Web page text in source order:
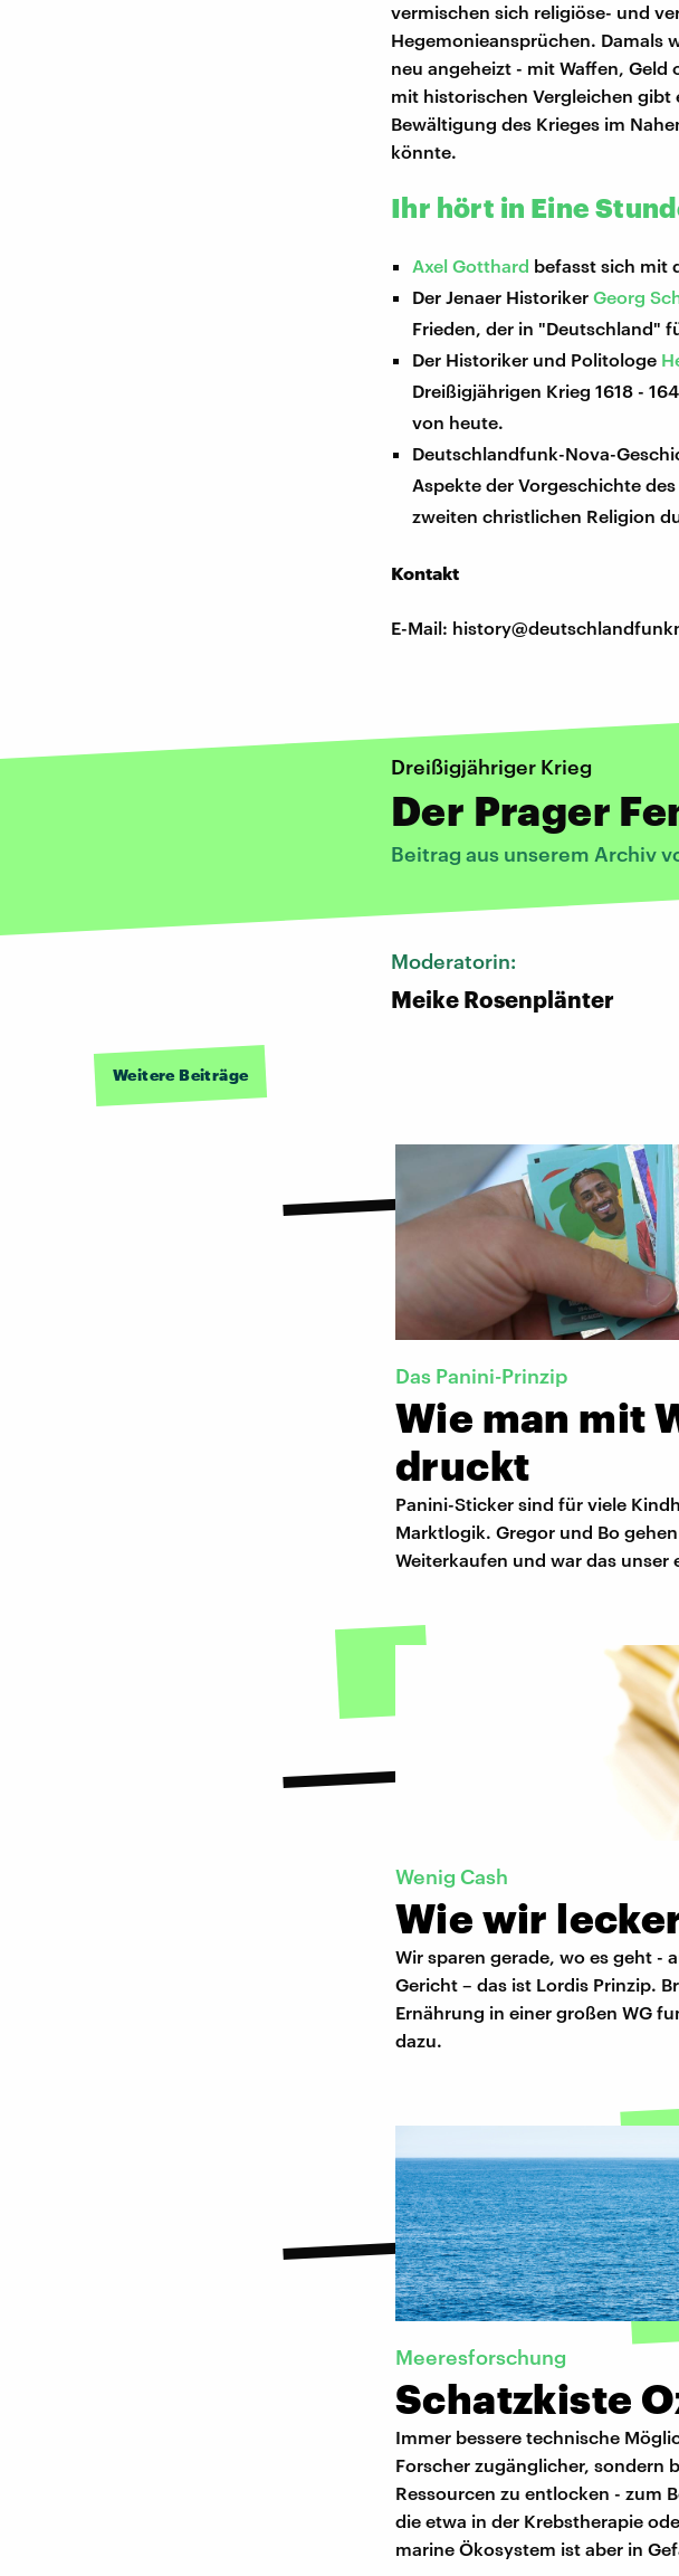
vermischen sich religiöse- und
Hegemonieansprüchen. Damals
neu angeheizt - mit Waffen,
mit historischen Vergleichen gibt
Bewältigung des Krieges im
könnte.
Ihr hört in Eine
Axel Gotthard befasst sich mit
Der Jenaer HistorikerGeorg
Frieden, der in "Deutschland"
Der Historiker und Politologe
Dreißigjährigen Krieg 1618 -
von heute.
Deutschlandfunk-Nova-
Aspekte der Vorgeschichte
zweiten christlichen Religion
Kontakt
E-Mail:
Dreißigjähriger Krieg
Der Prager
Beitrag aus unserem Archiv
Moderatorin:
Meike Rosenplänter
Weitere Beiträge
Das Panini-Prinzip
Wie man mit
druckt
Panini-Sticker sind für viele
Marktlogik. Gregor und Bo
Weiterkaufen und war das
Wenig Cash
Wie wir
Wir sparen gerade, wo es geht -
Gericht – das ist Lordis Prinzip.
Ernährung in einer großen WG
dazu.
Meeresforschung
Schatzkiste
Immer bessere technische
Forscher zugänglicher, sondern
Ressourcen zu entlocken - zum
die etwa in der Krebstherapie
marine Ökosystem ist aber in